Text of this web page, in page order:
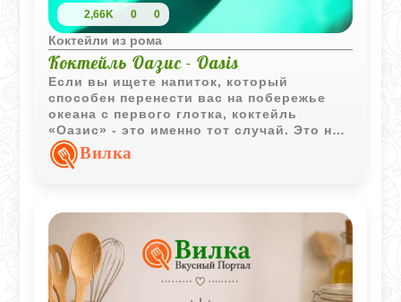
2,66K 0 0
Коктейли из рома
Коктейль Оазис - Oasis
Если вы ищете напиток, который
способен перенести вас на побережье
океана с первого глотка, коктейль
«Оазис» - это именно тот случай. Это не
просто смесь соков и алкоголя, а
сложная симфония вкусов, где
цитрусовых. Несмотря на наличие
сливок, коктейль остается легким и
освежающим благодаря высокой
концентрации лимонного сока.
Вилка